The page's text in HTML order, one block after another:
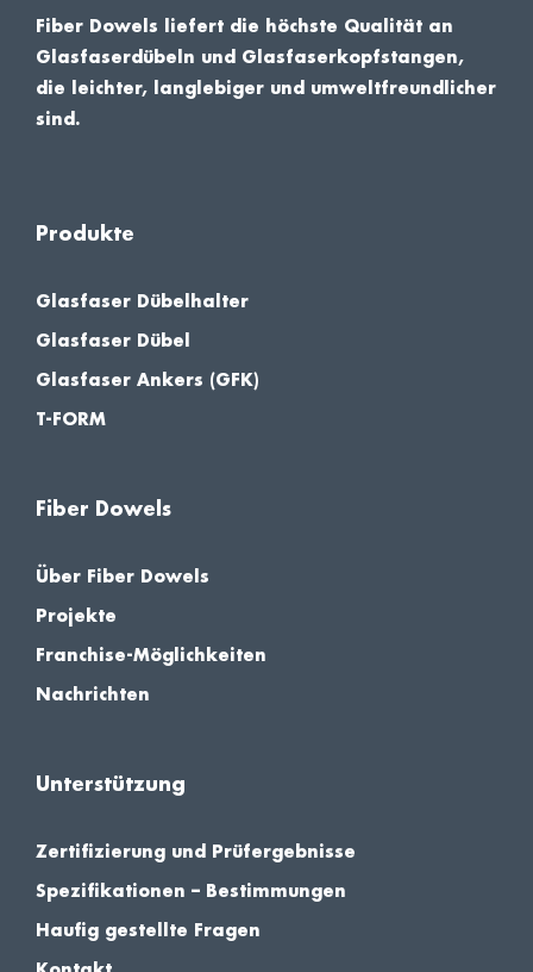
Fiber Dowels liefert die höchste Qualität an
Glasfaserdübeln und Glasfaserkopfstangen,
die leichter, langlebiger und umweltfreundlicher
sind.
Produkte
Glasfaser Dübelhalter
Glasfaser Dübel
Glasfaser Ankers (GFK)
T-FORM
Fiber Dowels
Über Fiber Dowels
Projekte
Franchise-Möglichkeiten
Nachrichten
Unterstützung
Zertifizierung und Prüfergebnisse
Spezifikationen – Bestimmungen
Haufig gestellte Fragen